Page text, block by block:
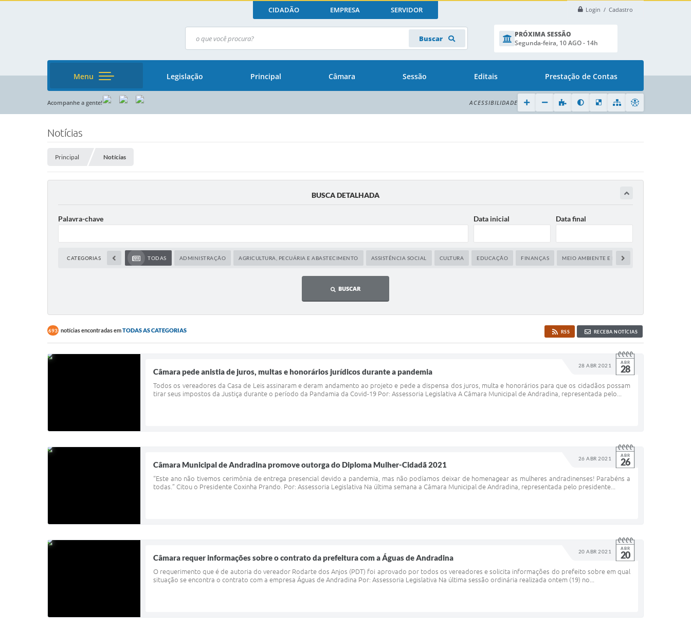
Login / Cadastro
CIDADÃO EMPRESA SERVIDOR
Buscar
PRÓXIMA SESSÃO
Segunda-feira, 10 AGO - 14h
Menu Legislação Principal Câmara Sessão Editais Prestação de Contas
Acompanhe a gente! ACESSIBILIDADE
Notícias
Principal Notícias
BUSCA DETALHADA
Palavra-chave Data inicial Data final
CATEGORIAS TODAS ADMINISTRAÇÃO AGRICULTURA, PECUÁRIA E ABASTECIMENTO ASSISTÊNCIA SOCIAL CULTURA EDUCAÇÃO FINANÇAS MEIO AMBIENTE E LIMPEZA PÚBLICA
BUSCAR
693 notícias encontradas emTODAS AS CATEGORIAS RSS RECEBA NOTÍCIAS
28 ABR 2021 ABR
28
Câmara pede anistia de juros, multas e honorários jurídicos durante a pandemia
Todos os vereadores da Casa de Leis assinaram e deram andamento ao projeto e pede a dispensa dos juros, multa e honorários para que os cidadãos possam
tirar seus impostos da Justiça durante o período da Pandamia da Covid-19 Por: Assessoria Legislativa A Câmara Municipal de Andradina, representada pelo...
26 ABR 2021 ABR
26
Câmara Municipal de Andradina promove outorga do Diploma Mulher-Cidadã 2021
“Este ano não tivemos cerimônia de entrega presencial devido a pandemia, mas não podíamos deixar de homenagear as mulheres andradinenses! Parabéns a
todas.” Citou o Presidente Coxinha Prando. Por: Assessoria Legislativa Na última semana a Câmara Municipal de Andradina, representada pelo presidente...
20 ABR 2021 ABR
20
Câmara requer informações sobre o contrato da prefeitura com a Águas de Andradina
O requerimento que é de autoria do vereador Rodarte dos Anjos (PDT) foi aprovado por todos os vereadores e solicita informações do prefeito sobre em qual
situação se encontra o contrato com a empresa Águas de Andradina Por: Assessoria Legislativa Na última sessão ordinária realizada ontem (19) no...